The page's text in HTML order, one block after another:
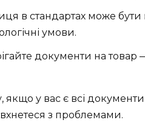
в стандартах може
умови.
документи на товар
якщо у вас є всі
з проблемами.